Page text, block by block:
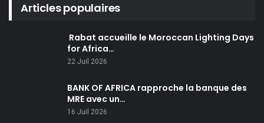
Articles populaires
Rabat accueille le Moroccan Lighting Days
for Africa…
22 Juil 2026
BANK OF AFRICA rapproche la banque des
MRE avec un…
16 Juil 2026